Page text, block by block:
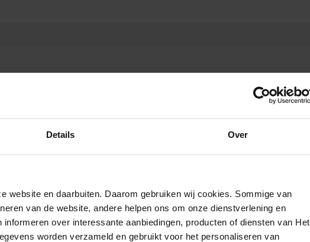
Details Over
website en daarbuiten. Daarom gebruiken wij cookies. Sommige van
van de website, andere helpen ons om onze dienstverlening en
over interessante aanbiedingen, producten of diensten van Het
worden verzameld en gebruikt voor het personaliseren van